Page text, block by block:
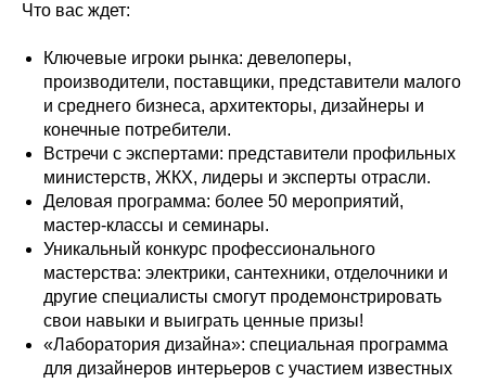
Что вас ждет:
Ключевые игроки рынка: девелоперы,
производители, поставщики, представители малого
и среднего бизнеса, архитекторы, дизайнеры и
конечные потребители.
Встречи с экспертами: представители профильных
министерств, ЖКХ, лидеры и эксперты отрасли.
Деловая программа: более 50 мероприятий,
мастер-классы и семинары.
Уникальный конкурс профессионального
мастерства: электрики, сантехники, отделочники и
другие специалисты смогут продемонстрировать
свои навыки и выиграть ценные призы!
«Лаборатория дизайна»: специальная программа
для дизайнеров интерьеров с участием известных